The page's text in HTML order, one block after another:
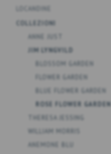
LOCANDINE
COLLEZIONI
ANNE JUST
JIM LYNGVILD
BLOSSOM GARDEN
FLOWER GARDEN
BLUE FLOWER GARDEN
ROSE FLOWER GARDEN
THERESA JESSING
WILLIAM MORRIS
ANEMONE BLU